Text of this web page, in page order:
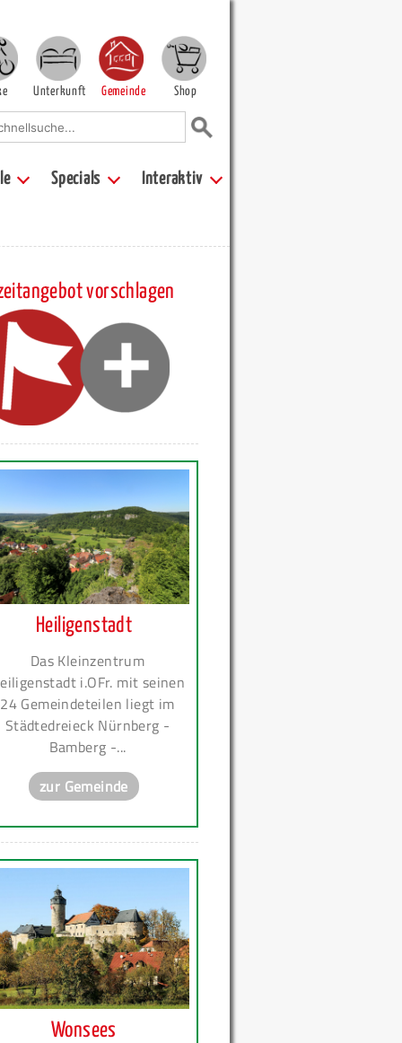
Unterkunft Gemeinde Shop
Specials Interaktiv
vorschlagen
Heiligenstadt
Das Kleinzentrum
i.OFr. mit seinen
24 Gemeindeteilen liegt im
Städtedreieck Nürnberg -
Bamberg -...
zur Gemeinde
Wonsees